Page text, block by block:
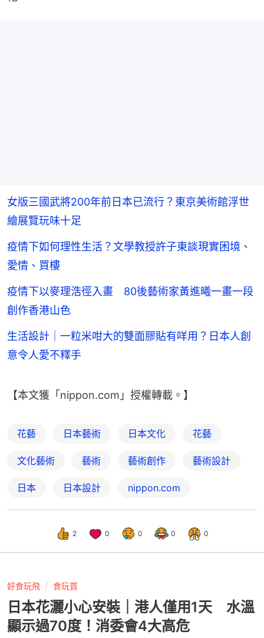
女版三國武將200年前日本已流行？東京美術館浮世
繪展覽玩味十足
疫情下如何理性生活？文學教授許子東談現實困境、
愛情、買樓
疫情下以麥理浩徑入畫 80後藝術家黃進曦一畫一段
創作香港山色
生活設計｜一粒米咁大的雙面膠貼有咩用？日本人創
意令人愛不釋手
【本文獲「nippon.com」授權轉載。】
花藝 日本藝術 日本文化 花藝
文化藝術 藝術 藝術創作 藝術設計
日本 日本設計 nippon.com
2 0 0 0 0
好食玩飛 食玩買
日本花灑小心安裝｜港人僅用1天 水溫
顯示過70度！消委會4大高危